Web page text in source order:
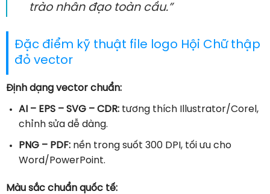
trào nhân đạo toàn cầu.”
Đặc điểm kỹ thuật file logo Hội Chữ thập
đỏ vector
Định dạng vector chuẩn:
AI – EPS – SVG – CDR:tương thích Illustrator/Corel,
chỉnh sửa dễ dàng.
PNG – PDF:nền trong suốt 300 DPI, tối ưu cho
Word/PowerPoint.
Màu sắc chuẩn quốc tế: